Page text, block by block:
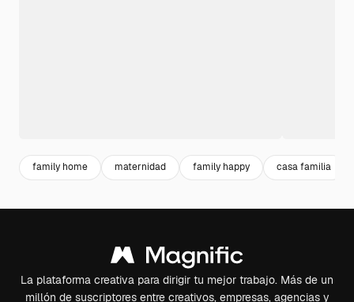
family home maternidad family happy casa familia
La plataforma creativa para dirigir tu mejor trabajo. Más de un
millón de suscriptores entre creativos, empresas, agencias y